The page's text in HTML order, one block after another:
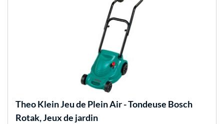
Theo KleinJeu de Plein Air - Tondeuse Bosch
Rotak, Jeux de jardin